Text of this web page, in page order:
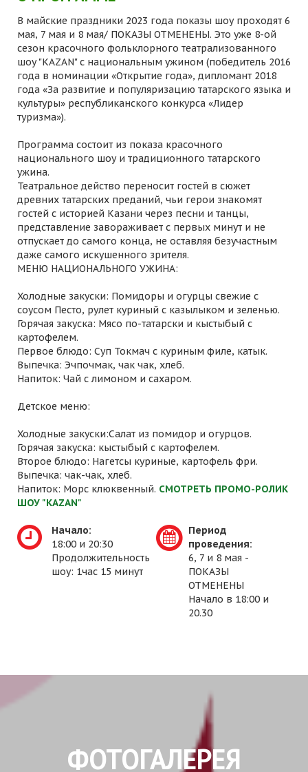
В майские праздники 2023 года показы шоу проходят 6
мая, 7 мая и 8 мая/ ПОКАЗЫ ОТМЕНЕНЫ. Это уже 8-ой
сезон красочного фольклорного театрализованного
шоу "KAZAN" с национальным ужином (победитель 2016
года в номинации «Открытие года», дипломант 2018
года «За развитие и популяризацию татарского языка и
культуры» республиканского конкурса «Лидер
туризма»).
Программа состоит из показа красочного
национального шоу и традиционного татарского
ужина.
Театральное действо переносит гостей в сюжет
древних татарских преданий, чьи герои знакомят
гостей с историей Казани через песни и танцы,
представление завораживает с первых минут и не
отпускает до самого конца, не оставляя безучастным
даже самого искушенного зрителя.
МЕНЮ НАЦИОНАЛЬНОГО УЖИНА:
Холодные закуски: Помидоры и огурцы свежие с
соусом Песто, рулет куриный с казылыком и зеленью.
Горячая закуска: Мясо по-татарски и кыстыбый с
картофелем.
Первое блюдо: Суп Токмач с куриным филе, катык.
Выпечка: Эчпочмак, чак чак, хлеб.
Напиток: Чай с лимоном и сахаром.
Детское меню:
Холодные закуски:Салат из помидор и огурцов.
Горячая закуска: кыстыбый с картофелем.
Второе блюдо: Нагетсы куриные, картофель фри.
Выпечка: чак-чак, хлеб.
Напиток: Морс клюквенный. СМОТРЕТЬ ПРОМО-РОЛИК
ШОУ "KAZAN"
Начало:
18:00 и 20:30
Продолжительность
шоу: 1час 15 минут
Период
проведения:
6, 7 и 8 мая -
ПОКАЗЫ
ОТМЕНЕНЫ
Начало в 18:00 и
20.30
ФОТОГАЛЕРЕЯ